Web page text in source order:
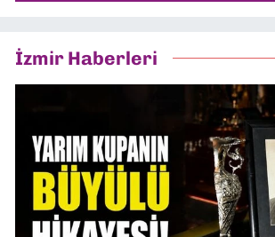
İzmir Haberleri